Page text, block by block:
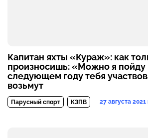
Капитан яхты «Кураж»: как
произносишь: «Можно я пойду
следующем году тебя
возьмут
Парусный спорт КЗПВ 27 августа 2021